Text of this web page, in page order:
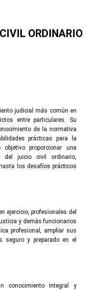
ORDINARIO
judicial más común en
entre particulares. Su
de la normativa
prácticas para la
proporcionar una
del juicio civil ordinario,
los desafíos prácticos
ejercicio, profesionales del
y demás funcionarios
profesional, ampliar sus
seguro y preparado en el
conocimiento integral y